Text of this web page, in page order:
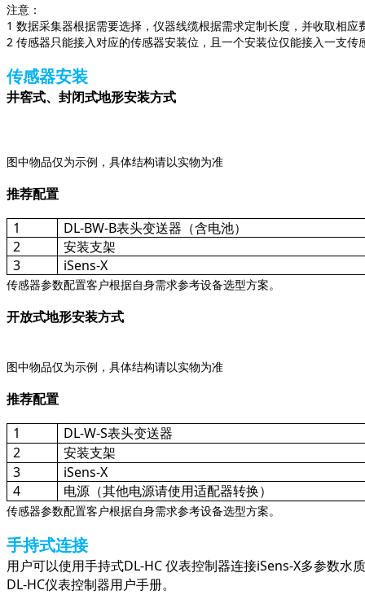
注意：
1 数据采集器根据需要选择，仪器线缆根据需求定制长度，并收取相应
2 传感器只能接入对应的传感器安装位，且一个安装位仅能接入一支
传感器安装
井窖式、封闭式地形安装方式
图中物品仅为示例，具体结构请以实物为准
推荐配置
1
DL-BW-B表头变送器（含电池）
2
安装支架
3
iSens-X
传感器参数配置客户根据自身需求参考设备选型方案。
开放式地形安装方式
图中物品仅为示例，具体结构请以实物为准
推荐配置
1
DL-W-S表头变送器
2
安装支架
3
iSens-X
4
电源（其他电源请使用适配器转换）
传感器参数配置客户根据自身需求参考设备选型方案。
手持式连接
用户可以使用手持式DL-HC 仪表控制器连接iSens-X多参数
DL-HC仪表控制器用户手册。